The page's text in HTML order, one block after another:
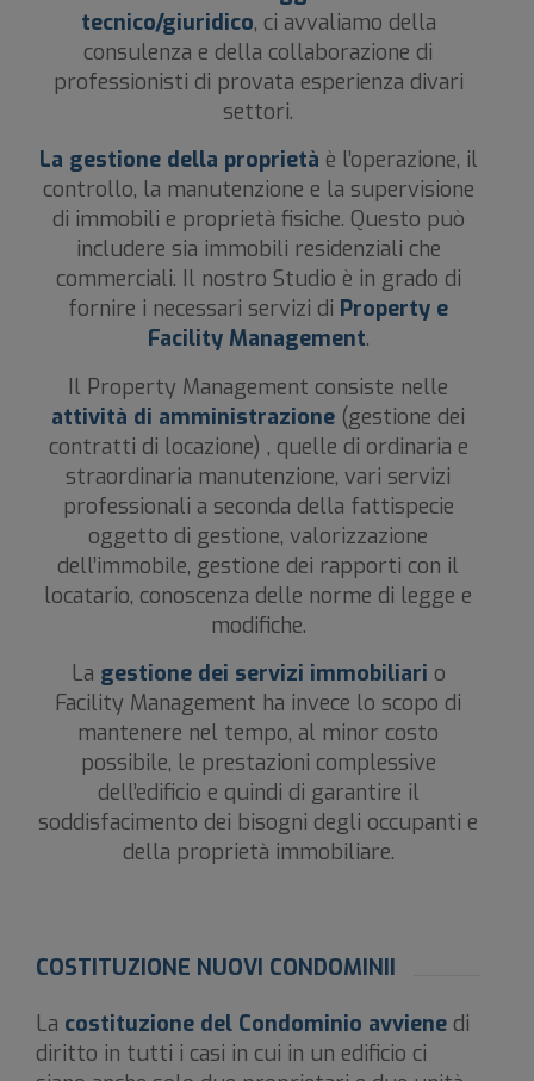
tecnico/giuridico, ci avvaliamo della
consulenza e della collaborazione di
professionisti di provata esperienza divari
settori.
La gestione della proprietà è l’operazione, il
controllo, la manutenzione e la supervisione
di immobili e proprietà fisiche. Questo può
includere sia immobili residenziali che
commerciali. Il nostro Studio è in grado di
fornire i necessari servizi di Property e
Facility Management.
Il Property Management consiste nelle
attività di amministrazione (gestione dei
contratti di locazione) , quelle di ordinaria e
straordinaria manutenzione, vari servizi
professionali a seconda della fattispecie
oggetto di gestione, valorizzazione
dell’immobile, gestione dei rapporti con il
locatario, conoscenza delle norme di legge e
modifiche.
La gestione dei servizi immobiliari o
Facility Management ha invece lo scopo di
mantenere nel tempo, al minor costo
possibile, le prestazioni complessive
dell’edificio e quindi di garantire il
soddisfacimento dei bisogni degli occupanti e
della proprietà immobiliare.
COSTITUZIONE NUOVI CONDOMINII
La costituzione del Condominio avviene di
diritto in tutti i casi in cui in un edificio ci